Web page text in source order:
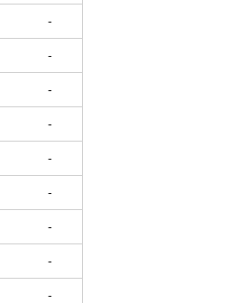
-
-
-
-
-
-
-
-
-